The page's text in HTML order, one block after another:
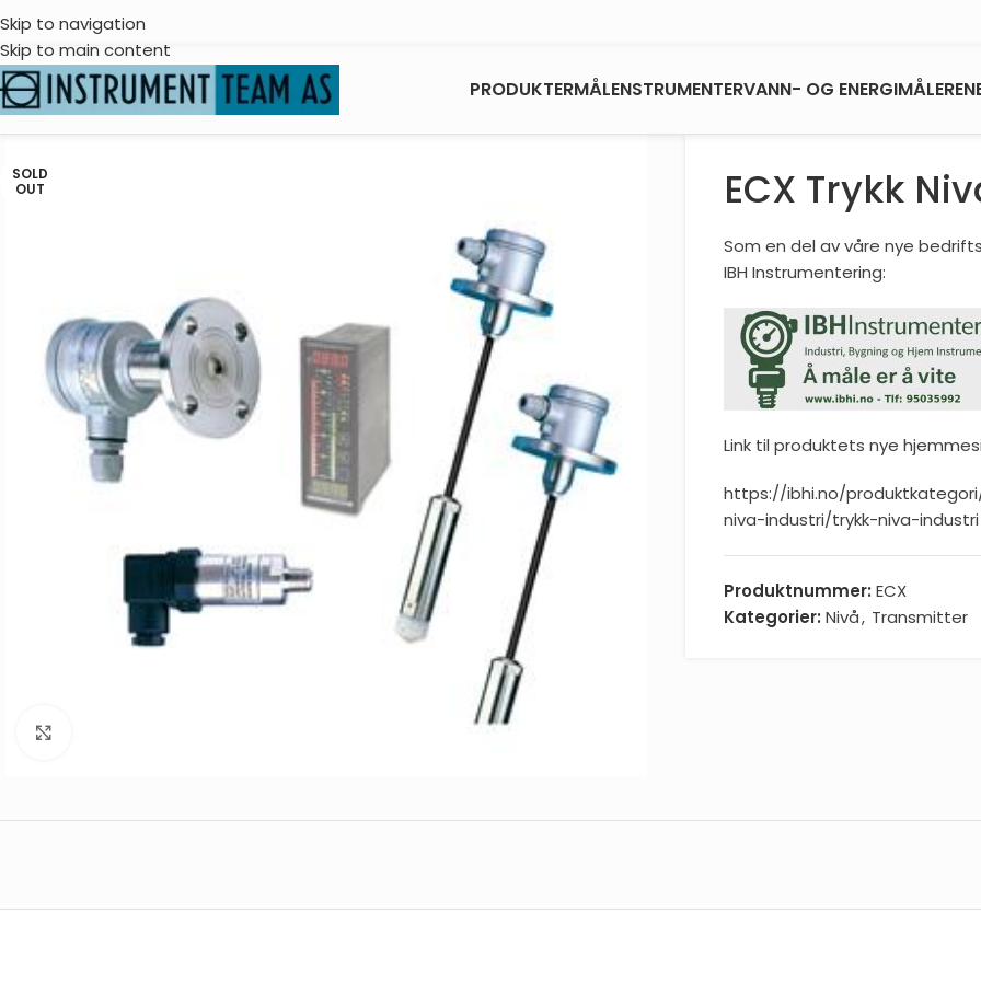
Skip to navigation
Skip to main content
PRODUKTERMÅLENSTRUMENTERVANN- OG ENERGIMÅLERE
SOLD
OUT
ECX Trykk
Som en del av våre nye
IBH Instrumentering:
Link til produktets nye
https://ibhi.no/
niva-industri/trykk-niva-industri
Produktnummer: ECX
Kategorier: Nivå, Transmitter